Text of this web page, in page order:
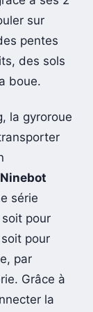
sur
pentes
des sols
boue.
la gyroroue
Ninebot
série
soit pour
pour
par
Grâce à
la